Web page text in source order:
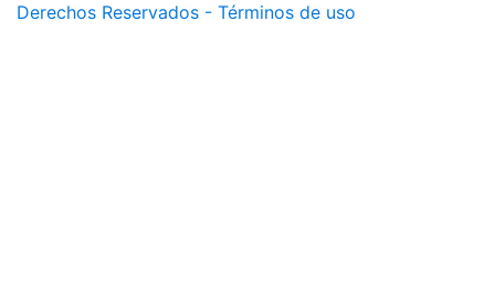
Derechos Reservados - Términos de uso